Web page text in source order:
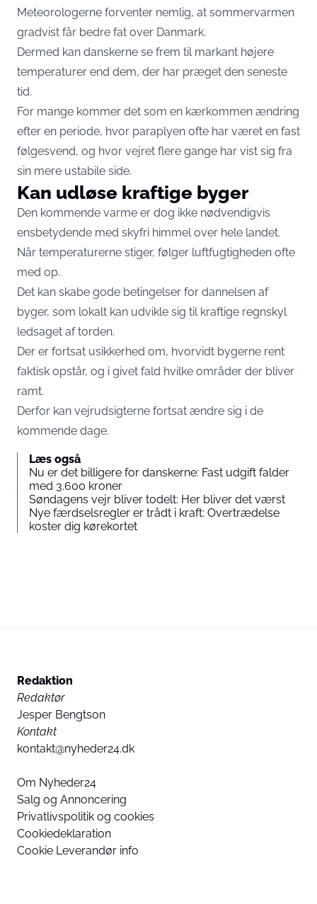
Meteorologerne forventer nemlig, at sommervarmen
gradvist får bedre fat over Danmark.
Dermed kan danskerne se frem til markant højere
temperaturer end dem, der har præget den seneste
tid.
For mange kommer det som en kærkommen ændring
efter en periode, hvor paraplyen ofte har været en fast
følgesvend, og hvor vejret flere gange har vist sig fra
sin mere ustabile side.
Kan udløse kraftige byger
Den kommende varme er dog ikke nødvendigvis
ensbetydende med skyfri himmel over hele landet.
Når temperaturerne stiger, følger luftfugtigheden ofte
med op.
Det kan skabe gode betingelser for dannelsen af
byger, som lokalt kan udvikle sig til kraftige regnskyl
ledsaget af torden.
Der er fortsat usikkerhed om, hvorvidt bygerne rent
faktisk opstår, og i givet fald hvilke områder der bliver
ramt.
Derfor kan vejrudsigterne fortsat ændre sig i de
kommende dage.
Læs også
Nu er det billigere for danskerne: Fast udgift falder
med 3.600 kroner
Søndagens vejr bliver todelt: Her bliver det værst
Nye færdselsregler er trådt i kraft: Overtrædelse
koster dig kørekortet
Redaktion
Redaktør
Jesper Bengtson
Kontakt
kontakt@nyheder24.dk
Om Nyheder24
Salg og Annoncering
Privatlivspolitik og cookies
Cookiedeklaration
Cookie Leverandør info